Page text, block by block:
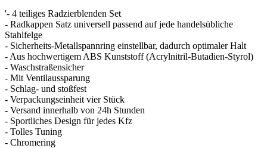
'- 4 teiliges Radzierblenden Set
- Radkappen Satz universell passend auf jede handelsübliche
Stahlfelge
- Sicherheits-Metallspannring einstellbar, dadurch optimaler Halt
- Aus hochwertigem ABS Kunststoff (Acrylnitril-Butadien-Styrol)
- Waschstraßensicher
- Mit Ventilaussparung
- Schlag- und stoßfest
- Verpackungseinheit vier Stück
- Versand innerhalb von 24h Stunden
- Sportliches Design für jedes Kfz
- Tolles Tuning
- Chromering